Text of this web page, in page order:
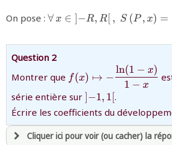
et être
connecté au site
ou tester
la page d'extraits libres
ou consulterle plan du site
On pose : ∀x ∈ ]−R, R[, S (P , x) =
Question 2
Montrer que {f(x)\mapsto
-\dfrac{\ln
(1-x)}{1-x}}
f(x) ↦ −
1 − x
ln(1 − x)
série entière sur {\left]-1,1\right[}
]−1, 1[.
Écrire les coefficients du
Cliquer ici pour voir (ou cacher) la